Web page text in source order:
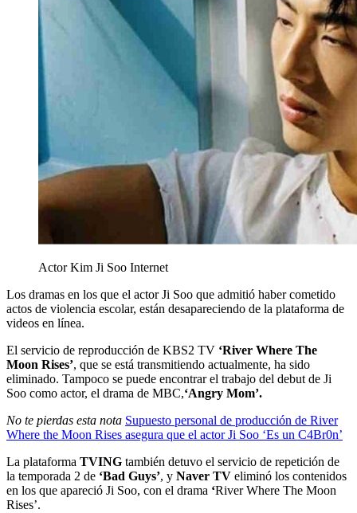
Actor Kim Ji Soo Internet
Los dramas en los que el actor Ji Soo que admitió haber cometido
actos de violencia escolar, están desapareciendo de la plataforma de
videos en línea.
El servicio de reproducción de KBS2 TV ‘River Where The
Moon Rises’, que se está transmitiendo actualmente, ha sido
eliminado. Tampoco se puede encontrar el trabajo del debut de Ji
Soo como actor, el drama de MBC,‘Angry Mom’.
No te pierdas esta nota Supuesto personal de producción de River
Where the Moon Rises asegura que el actor Ji Soo ‘Es un C4Br0n’
La plataforma TVING también detuvo el servicio de repetición de
la temporada 2 de ‘Bad Guys’, y Naver TV eliminó los contenidos
en los que apareció Ji Soo, con el drama ‘River Where The Moon
Rises’.